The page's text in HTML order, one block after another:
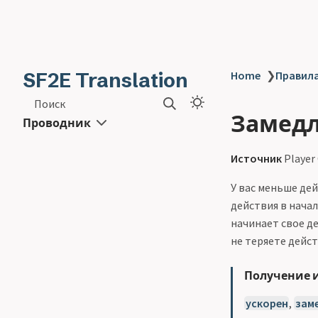
SF2E Translation
Поиск
Проводник
Home ❯
Источник Player
У вас меньше
действия в
начинает свое
не теряете
Получение
ускорен,